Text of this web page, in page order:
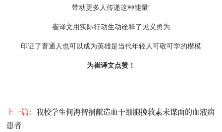
上一篇：我校学生何海智捐献造血干细胞挽救素未谋面的血液病
患者
带动更多人传递这种能量”
崔译文用实际行动生动诠释了见义勇为
印证了普通人也可以成为英雄是当代年轻人可敬可学的楷模
为崔译文点赞！